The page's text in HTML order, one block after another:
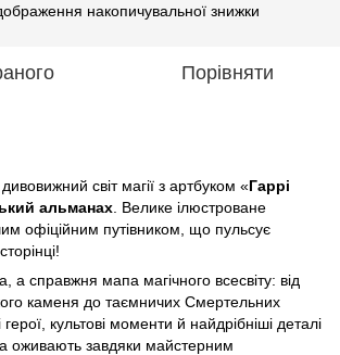
накопичувальної знижки
Порівняти
дивовижний світ магії з артбуком «Гаррі
альманах . Велике ілюстроване
офіційним путівником, що пульсує
а справжня мапа магічного всесвіту: від
каменя до таємничих Смертельних
герої, культові моменти й найдрібніші деталі
оживають завдяки майстерним